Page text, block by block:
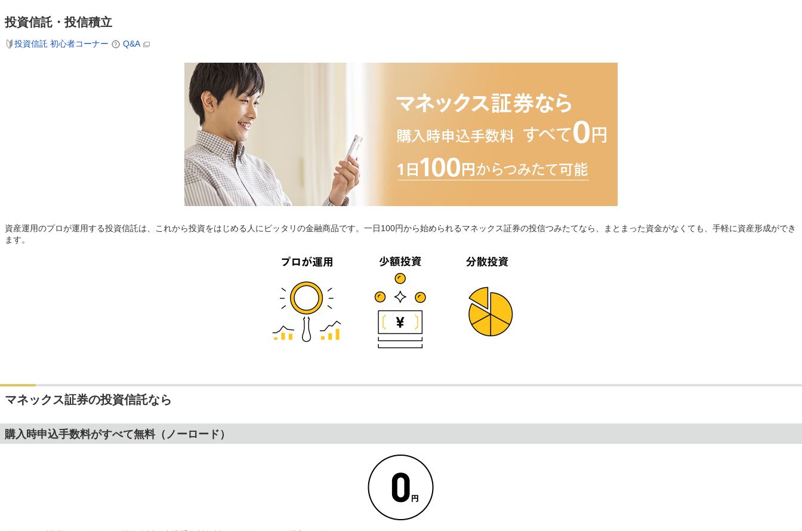
投資信託・投信積立
投資信託 初心者コーナー Q&A
資産運用のプロが運用する投資信託は、これから投資をはじめる人にピッタリの金融商品です。一日100円から始められるマネックス証券の投信つみたてなら、まとまった資金がなくても、手軽に資産形成ができ
ます。
マネックス証券の投資信託なら
購入時申込手数料がすべて無料（ノーロード）